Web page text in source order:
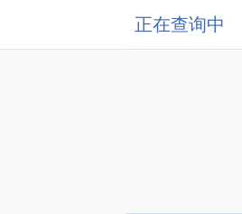
正在查询中